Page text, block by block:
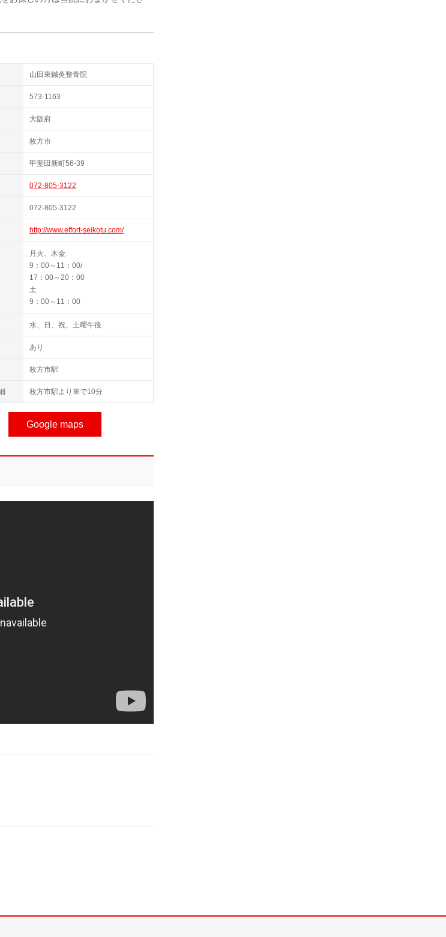
山田東鍼灸整骨院
573-1163
大阪府
枚方市
甲斐田新町56-39
072-805-3122
072-805-3122
http://www.effort-seikotu.com/
月火、木金
9：00～11：00/
17：00～20：00
土
9：00～11：00
水、日、祝、土曜午後
あり
枚方市駅
枚方市駅より車で10分
Google maps